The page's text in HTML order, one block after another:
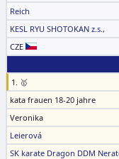
Reich
KESL RYU SHOTOKAN z.s.,
CZE
1. 🥇
kata frauen 18-20 jahre
Veronika
Leierová
SK karate Dragon DDM